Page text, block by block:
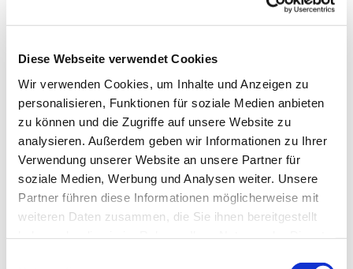
Diese Webseite verwendet Cookies
Wir verwenden Cookies, um Inhalte und Anzeigen zu
personalisieren, Funktionen für soziale Medien anbieten
zu können und die Zugriffe auf unsere Website zu
analysieren. Außerdem geben wir Informationen zu Ihrer
Verwendung unserer Website an unsere Partner für
soziale Medien, Werbung und Analysen weiter. Unsere
Partner führen diese Informationen möglicherweise mit
weiteren Daten zusammen, die Sie ihnen bereitgestellt
Dies könnte Sie auch
interessieren